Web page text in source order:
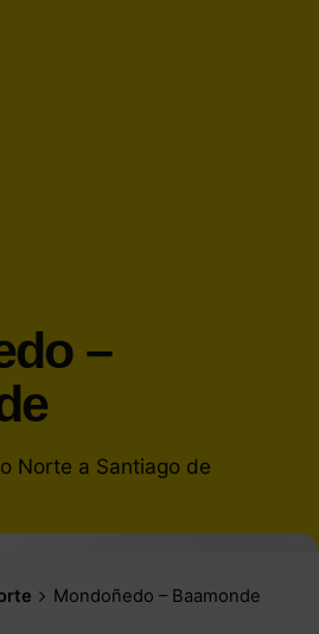
–
Norte a Santiago de
Mondoñedo – Baamonde